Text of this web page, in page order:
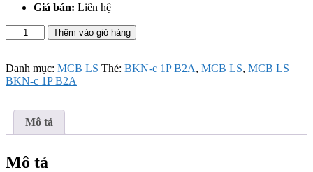
Giá bán: Liên hệ
MCB
LS
c
1P
lượng
Thêm vào giỏ hàng
Danh mục: MCB LS Thẻ: BKN-c 1P B2A, MCB LS, MCB LS
BKN-c 1P B2A
Mô tả
Mô tả